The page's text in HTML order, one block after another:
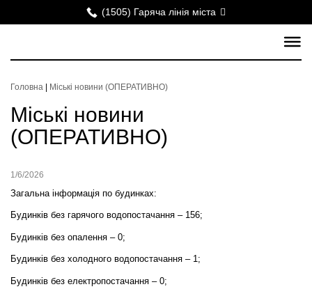
(1505) Гаряча лінія міста
Головна Міські новини (ОПЕРАТИВНО)
Міські новини
(ОПЕРАТИВНО)
1/6/2026
Загальна інформація по будинках:
Будинків без гарячого водопостачання – 156;
Будинків без опалення – 0;
Будинків без холодного водопостачання – 1;
Будинків без електропостачання – 0;